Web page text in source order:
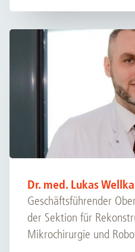
Dr. med. Lukas
Geschäftsführender
der Sektion für
Mikrochirurgie und